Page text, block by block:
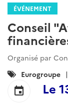
ÉVÉNEMENT
Conseil
Organisé par
Catégories
:
Eurogroupe
event Le